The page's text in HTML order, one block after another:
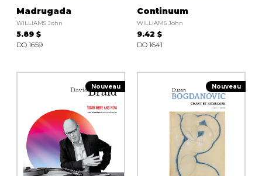
Madrugada
WILLIAMS John
5.89 $
DO 1659
Continuum
WILLIAMS John
9.42 $
DO 1641
Nouveau Nouveau